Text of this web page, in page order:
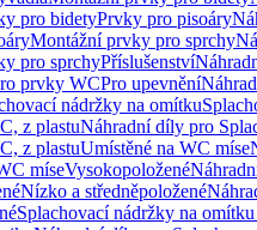
pro bidetyPrvky pro pisoáry
Montážní prvky pro sprchy
pro sprchyPříslušenství
prvky WCPro upevnění
nádržky na omítku
z plastuNáhradní díly pro
z plastuUmístěné na WC míse
míseVysokopoložené
Nízko a středněpoložené
Splachovací nádržky na